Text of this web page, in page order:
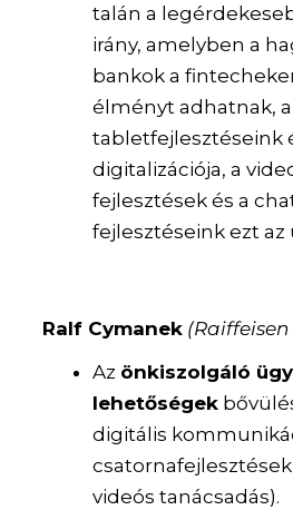
talán a
irány, amelyben a
bankok a
élményt adhatnak,
tabletfejlesztéseink
digitalizációja, a
fejlesztések és a
fejlesztéseink ezt az
Ralf Cymanek
Az önkiszolgáló
lehetőségek
digitális
videós tanácsadás).